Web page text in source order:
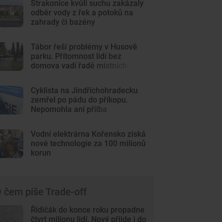
Strakonice kvůli suchu zakázaly
odběr vody z řek a potoků na
zahrady či bazény
Tábor řeší problémy v Husově
parku. Přítomnost lidí bez
domova vadí řadě místních
Cyklista na Jindřichohradecku
zemřel po pádu do příkopu.
Nepomohla ani přilba
Vodní elektrárna Kořensko získá
nové technologie za 100 milionů
korun
čem píše Trade-off
Řidičák do konce roku propadne
čtvrt milionu lidí. Nový přijde i do